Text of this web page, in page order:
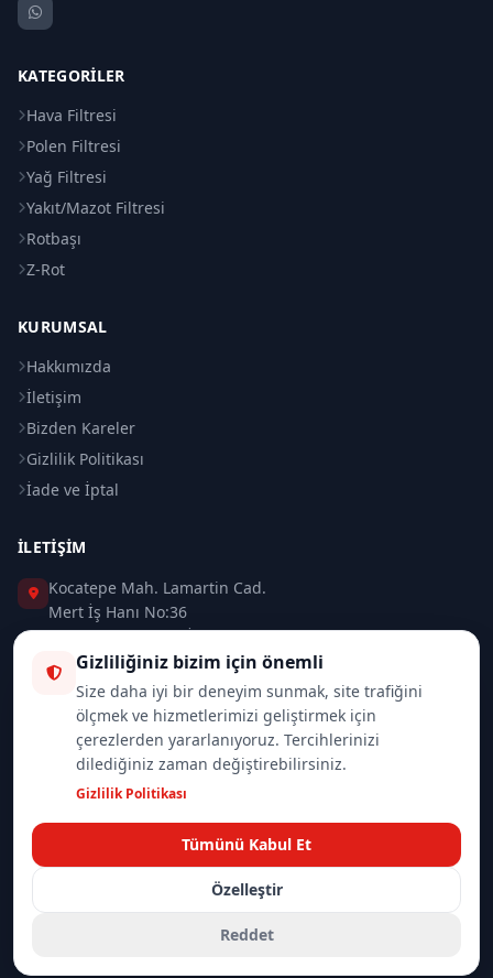
KATEGORILER
Hava Filtresi
Polen Filtresi
Yağ Filtresi
Yakıt/Mazot Filtresi
Rotbaşı
Z-Rot
KURUMSAL
Hakkımızda
İletişim
Bizden Kareler
Gizlilik Politikası
İade ve İptal
İLETIŞIM
Kocatepe Mah. Lamartin Cad.
Mert İş Hanı No:36
Taksim / Beyoğlu / İSTANBUL
0 (212) 235 37 83
0 (532) 418 08 46
info@merttrade.com
© 2026Mannlich | MertTrade.com— Tüm hakları saklıdır.
Gizlilikİade Politikası
Gizliliğiniz bizim için önemli
Size daha iyi bir deneyim sunmak, site trafiğini
ölçmek ve hizmetlerimizi geliştirmek için
çerezlerden yararlanıyoruz. Tercihlerinizi
dilediğiniz zaman değiştirebilirsiniz.
Gizlilik Politikası
Tümünü Kabul Et
Özelleştir
Reddet